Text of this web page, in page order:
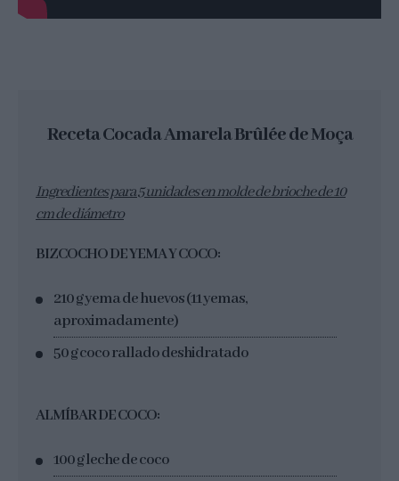
Receta Cocada Amarela Brûlée de Moça
Ingredientes para 5 unidades en molde de brioche de 10
cm de diámetro
BIZCOCHO DE YEMA Y COCO:
210 g yema de huevos (11 yemas,
aproximadamente)
50 g coco rallado deshidratado
ALMÍBAR DE COCO:
100 g leche de coco